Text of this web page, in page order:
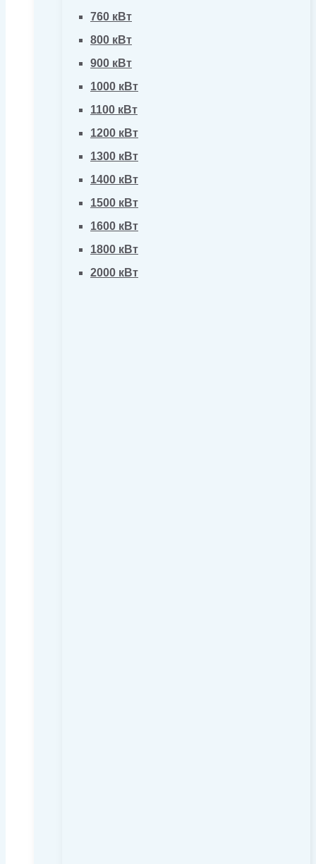
760 кВт
800 кВт
900 кВт
1000 кВт
1100 кВт
1200 кВт
1300 кВт
1400 кВт
1500 кВт
1600 кВт
1800 кВт
2000 кВт